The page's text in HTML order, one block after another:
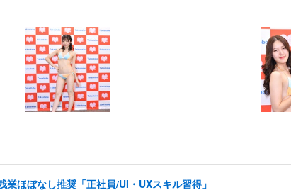
ほぼなし推奨「正社員/UI・UXスキル習得」